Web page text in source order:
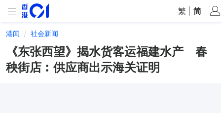
繁 简
港闻 社会新闻
《东张西望》揭水货客运福建水产 春
秧街店︰供应商出示海关证明